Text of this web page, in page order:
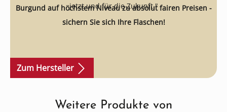
jetzt und für die Zukunft."
Burgund auf höchstem Niveau zu absolut fairen Preisen -
sichern Sie sich Ihre Flaschen!
Zum Hersteller
Produktgalerie überspringen
Weitere Produkte von